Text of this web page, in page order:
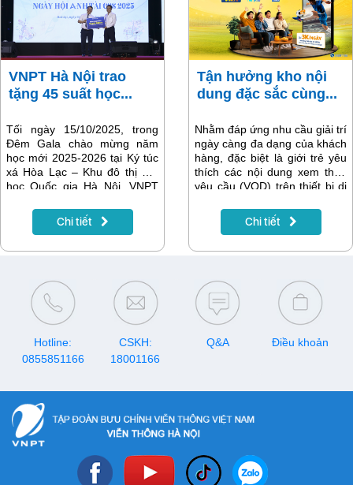
giúp khách hàng kết nối, làm
việc và giải trí mọi lúc, mọi nơi
trong một gói cước duy nhất
với giá 1.499.000đ/Tháng.
VNPT Hà Nội trao
tặng 45 suất học...
Tối ngày 15/10/2025, trong
Đêm Gala chào mừng năm
học mới 2025-2026 tại Ký túc
xá Hòa Lạc – Khu đô thị Đại
học Quốc gia Hà Nội, VNPT
học bổng với tổng giá trị
94,500,000 đồng cho sinh
Nội. Tham dự có ông Nguyễn
Xuân Vĩnh – Phó Giám đốc
VNPT Hà Nội, ông Vũ Văn
Thắng – Bí thư Đảng ủy, Giám
đốc Trung tâm Hỗ trợ sinh
viên ĐHQG Hà Nội cùng
Chi tiết
Tận hưởng kho nội
dung đặc sắc cùng...
Nhằm đáp ứng nhu cầu giải trí
ngày càng đa dạng của khách
hàng, đặc biệt là giới trẻ yêu
thích các nội dung xem theo
yêu cầu (VOD) trên thiết bị di
khai các gói cước Mọt phim,
Fan thể thao và VIP Lite cho
năng, nâng cao trải nghiệm
xem nội dung chất lượng cao
và mang đến nhiều tiện ích
vượt trội.
Chi tiết
Hotline:
0855851166
CSKH:
18001166
Q&A Điều khoản